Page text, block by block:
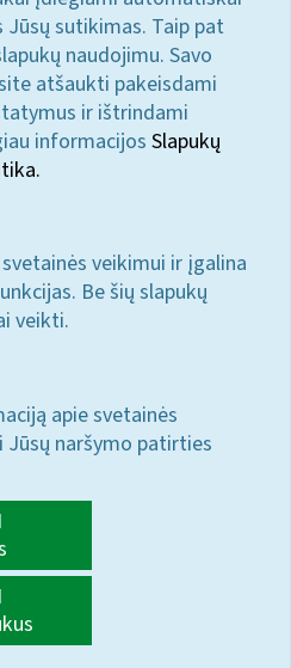
sutikimas. Taip pat
naudojimu. Savo
atšaukti pakeisdami
ir ištrindami
informacijos Slapukų
veikimui ir įgalina
Be šių slapukų
veikti.
apie svetainės
naršymo patirties